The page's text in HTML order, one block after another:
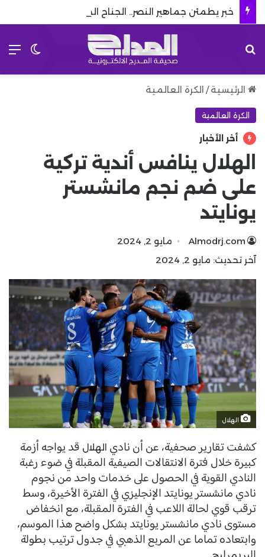
الرئيسية / الكرة العالمية
الكرة العالمية
أخر الأخبار
الهلال ينافس أندية تركية
على ضم نجم مانشستر
يونايتد
Almodrj.com
مايو 2, 2024
آخر تحديث: مايو 2, 2024
الهلال
كشفت تقارير صحفية، عن أن نادي الهلال قد يواجه أزمة
كبيرة خلال فترة الانتقالات الصيفية المقبلة في ضوء رغبة
النادي القوية في الحصول على خدمات واحد من نجوم
نادي مانشستر يونايتد الإنجليزي في الفترة الأخيرة، وسط
ترقب قوي لحالة اللاعب في الفترة المقبلة، مع انخفاض
مستوى نادي مانشستر يونايتد بشكل واضح هذا الموسم،
وابتعاده تماما عن المربع الذهبي في جدول ترتيب بطولة